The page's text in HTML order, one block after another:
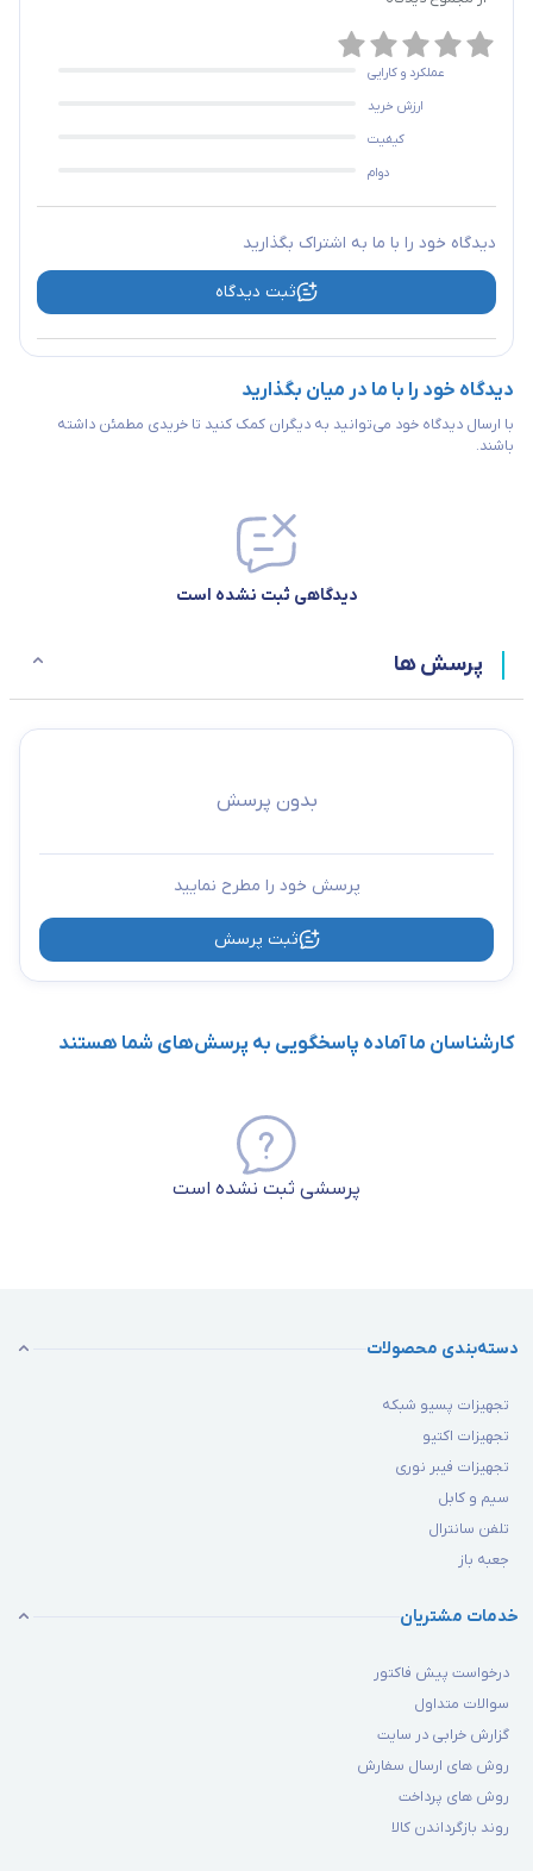
عملکرد و کارایی
ارزش خرید
کیفیت
دوام
دیدگاه خود را با ما به اشتراک بگذارید
ثبت دیدگاه
دیدگاه خود را با ما در میان بگذارید
با ارسال دیدگاه خود می‌توانید به دیگران کمک کنید تا خریدی مطمئن داشته
باشند.
دیدگاهی ثبت نشده است
پرسش ها
بدون پرسش
پرسش خود را مطرح نمایید
ثبت پرسش
کارشناسان ما آماده پاسخگویی به پرسش‌های شما هستند
پرسشی ثبت نشده است
دسته‌بندی محصولات
تجهیزات پسیو شبکه
تجهیزات اکتیو
تجهیزات فیبر نوری
سیم و کابل
تلفن سانترال
جعبه باز
خدمات مشتریان
درخواست پیش فاکتور
سوالات متداول
گزارش خرابی در سایت
روش های ارسال سفارش
روش های پرداخت
روند بازگرداندن کالا